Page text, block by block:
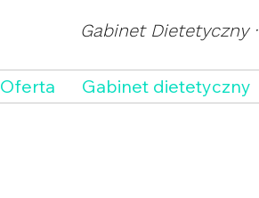
Gabinet Dietetyczny
Oferta Gabinet dietetyczny